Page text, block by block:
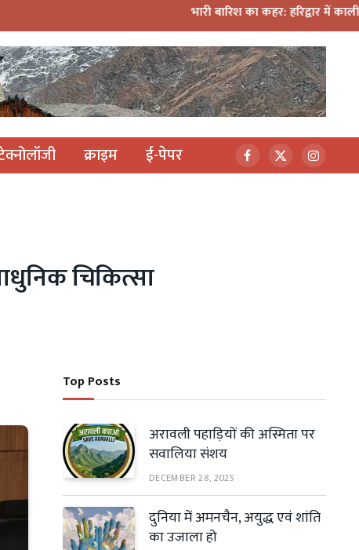
भारी बारिश का कहर: हरिद्वार में काली मंदिर पर गिरा
क्राइम ई-पेपर Facebook
X
(Twitter)
चिकित्सा
Top Posts
अरावली पहाड़ियों की अस्मिता पर
सवालिया संशय
DECEMBER 28, 2025
दुनिया में अमनचैन, अयुद्ध एवं शांति
का उजाला हो